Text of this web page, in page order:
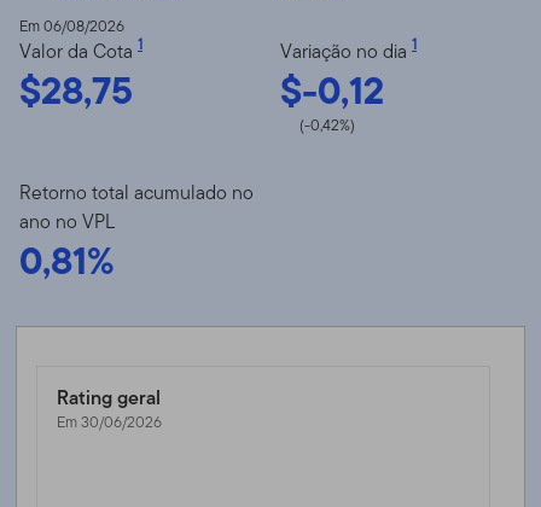
Em 06/08/2026
Valor da Cota 1
$28,75
Variação no dia 1
$-0,12
(-0,42%)
Retorno total acumulado no
ano no VPL
0,81%
Rating geral
Em 30/06/2026